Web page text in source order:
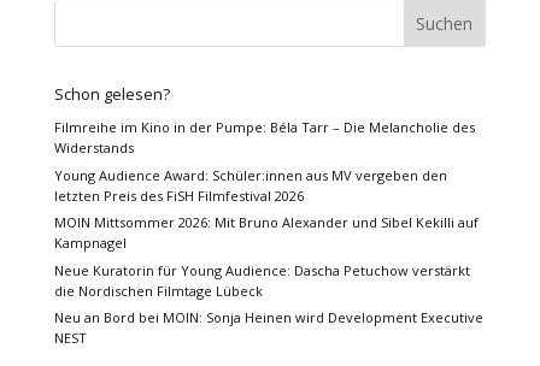
Schon gelesen?
Filmreihe im Kino in der Pumpe: Béla Tarr – Die Melancholie des
Widerstands
Young Audience Award: Schüler:innen aus MV vergeben den
letzten Preis des FiSH Filmfestival 2026
MOIN Mittsommer 2026: Mit Bruno Alexander und Sibel Kekilli auf
Kampnagel
Neue Kuratorin für Young Audience: Dascha Petuchow verstärkt
die Nordischen Filmtage Lübeck
Neu an Bord bei MOIN: Sonja Heinen wird Development Executive
NEST